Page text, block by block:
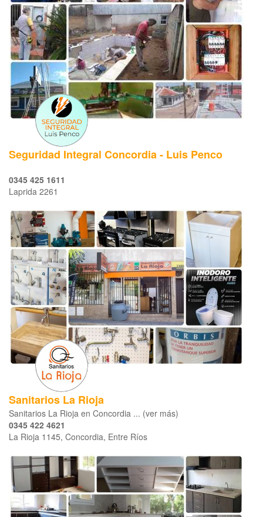
Seguridad Integral Concordia - Luis Penco
0345 425 1611
Laprida 2261
Sanitarios La Rioja
Sanitarios La Rioja en Concordia ... (ver más)
0345 422 4621
La Rioja 1145, Concordia, Entre Ríos